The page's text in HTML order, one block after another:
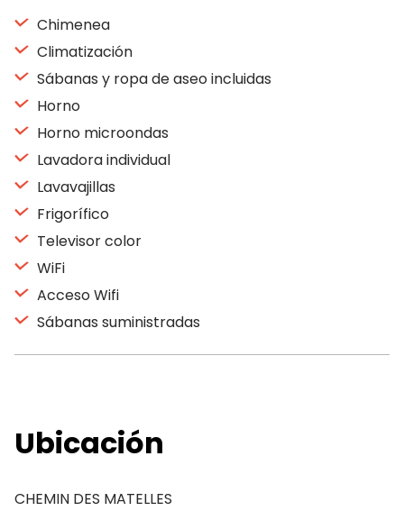
Chimenea
Climatización
Sábanas y ropa de aseo incluidas
Horno
Horno microondas
Lavadora individual
Lavavajillas
Frigorífico
Televisor color
WiFi
Acceso Wifi
Sábanas suministradas
Ubicación
CHEMIN DES MATELLES